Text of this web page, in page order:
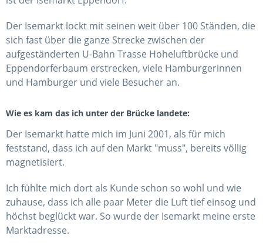
Der Isemarkt lockt mit seinen weit über 100 Ständen, die
sich fast über die ganze Strecke zwischen der
aufgeständerten U-Bahn Trasse Hoheluftbrücke und
Eppendorferbaum erstrecken, viele Hamburgerinnen
und Hamburger und viele Besucher an.
Wie es kam das ich unter der Brücke landete:
Der Isemarkt hatte mich im Juni 2001, als für mich
feststand, dass ich auf den Markt "muss", bereits völlig
magnetisiert.
Ich fühlte mich dort als Kunde schon so wohl und wie
zuhause, dass ich alle paar Meter die Luft tief einsog und
höchst beglückt war. So wurde der Isemarkt meine erste
Marktadresse.